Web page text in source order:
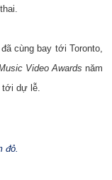
cùng bay tới Toronto,
Video Awards năm
tới dự lễ.
đỏ.